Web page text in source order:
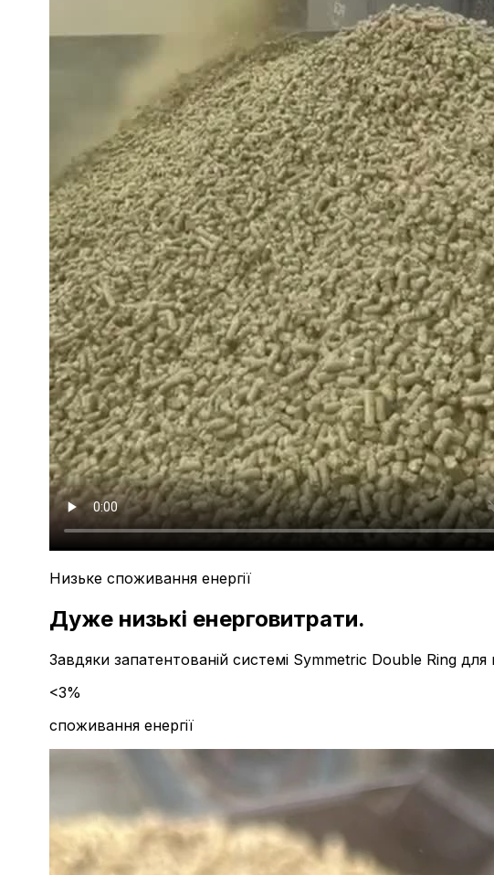
Низьке споживання енергії
Дуже низькі енерговитрати.
Завдяки запатентованій системі Symmetric Double Ring
<3%
споживання енергії